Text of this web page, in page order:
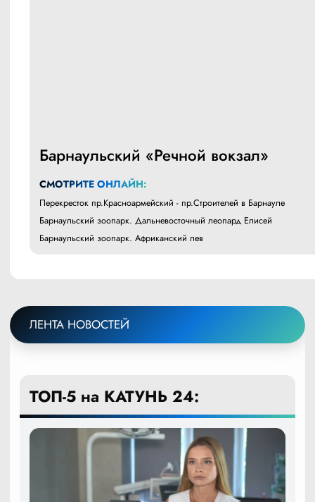
Барнаульский «Речной вокзал»
СМОТРИТЕ ОНЛАЙН:
Перекресток пр.Красноармейский - пр.Строителей в Барнауле
Барнаульский зоопарк. Дальневосточный леопард Елисей
Барнаульский зоопарк. Африканский лев
ЛЕНТА НОВОСТЕЙ
ТОП-5 на КАТУНЬ 24: